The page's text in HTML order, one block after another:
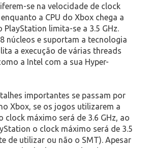
se na velocidade de clock
a CPU do Xbox chega a
PlayStation limita-se a 3.5 GHz.
núcleos e suportam a tecnologia
a execução de várias threads
a Intel com a sua Hyper-
importantes se passam por
Xbox, se os jogos utilizarem a
clock máximo será de 3.6 GHz, ao
o clock máximo será de 3.5
de utilizar ou não o SMT). Apesar